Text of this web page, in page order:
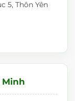
5, Thôn Yên
Minh